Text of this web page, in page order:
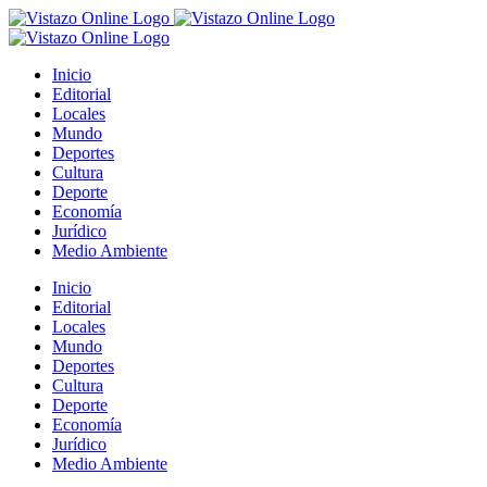
Saltar
al
Inicio
Editorial
Locales
Mundo
Deportes
Cultura
Deporte
Economía
Jurídico
Medio Ambiente
Inicio
Editorial
Locales
Mundo
Deportes
Cultura
Deporte
Economía
Jurídico
Medio Ambiente